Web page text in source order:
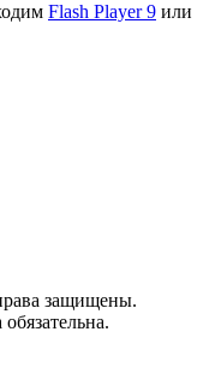
Flash Player 9 или
защищены.